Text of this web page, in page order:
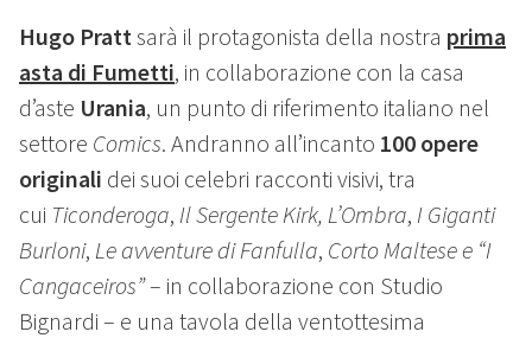
Hugo Prattsarà il protagonista della nostra prima
asta di Fumetti, in collaborazione con la casa
d’aste Urania, un punto di riferimento italiano nel
settore Comics. Andranno all’incanto 100 opere
originali dei suoi celebri racconti visivi, tra
cui Ticonderoga, Il Sergente Kirk, L’Ombra, I Giganti
Burloni, Le avventure di Fanfulla, Corto Maltese e “I
Cangaceiros”– in collaborazione con Studio
Bignardi – e una tavola della ventottesima